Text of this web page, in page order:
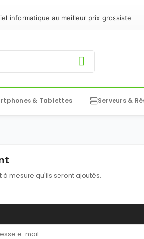
informatique au meilleur prix grossiste
& Tablettes Serveurs &
à mesure qu'ils seront ajoutés.